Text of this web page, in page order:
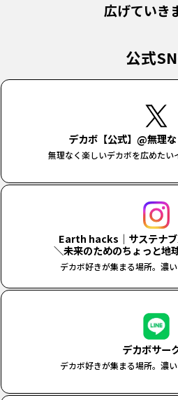
広げていき
公式
デカボ【公式】@無理
無理なく楽しいデカボを広めたい
Earth hacks｜サステナ
＼未来のためのちょっと地
デカボ好きが集まる場所。濃い
デカボサー
デカボ好きが集まる場所。濃い